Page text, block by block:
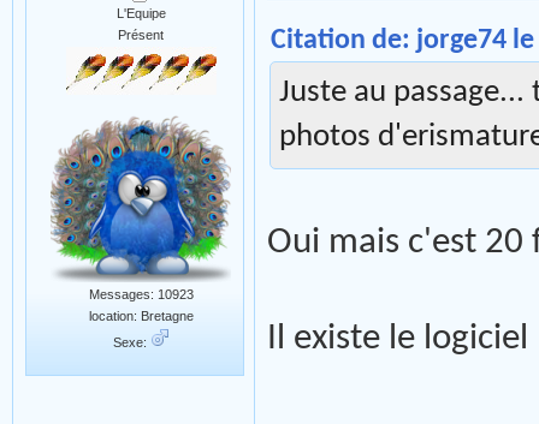
L'Equipe
Présent
Messages: 10923
location: Bretagne
Sexe:
Citation de: jorge74
Juste au
photos
Oui mais c'est 20
Il existe le